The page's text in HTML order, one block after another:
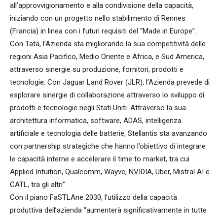
all’approvvigionamento e alla condivisione della capacità,
iniziando con un progetto nello stabilimento di Rennes
(Francia) in linea con i futuri requisiti del “Made in Europe”.
Con Tata, l’Azienda sta migliorando la sua competitività delle
regioni Asia Pacifico, Medio Oriente e Africa, e Sud America,
attraverso sinergie su produzione, fornitori, prodotti e
tecnologie. Con Jaguar Land Rover (JLR), l’Azienda prevede di
esplorare sinergie di collaborazione attraverso lo sviluppo di
prodotti e tecnologie negli Stati Uniti. Attraverso la sua
architettura informatica, software, ADAS, intelligenza
artificiale e tecnologia delle batterie, Stellantis sta avanzando
con partnership strategiche che hanno l’obiettivo di integrare
le capacità interne e accelerare il time to market, tra cui
Applied Intuition, Qualcomm, Wayve, NVIDIA, Uber, Mistral AI e
CATL, tra gli altri”.
Con il piano FaSTLAne 2030, l’utilizzo della capacità
produttiva dell’azienda “aumenterà significativamente in tutte